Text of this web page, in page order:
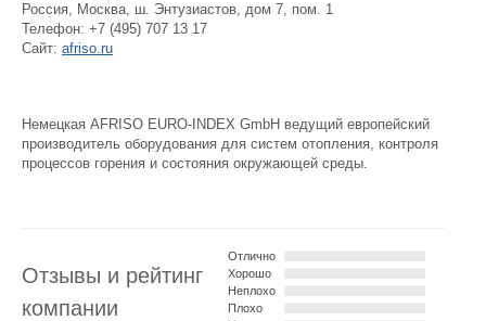
Россия, Москва, ш. Энтузиастов, дом 7, пом. 1
Телефон: +7 (495) 707 13 17
Сайт: afriso.ru
Немецкая AFRISO EURO-INDEX GmbH ведущий европейский
производитель оборудования для систем отопления, контроля
процессов горения и состояния окружающей среды.
Отлично
Хорошо
Неплохо
Плохо
Отзывы и рейтинг
компании